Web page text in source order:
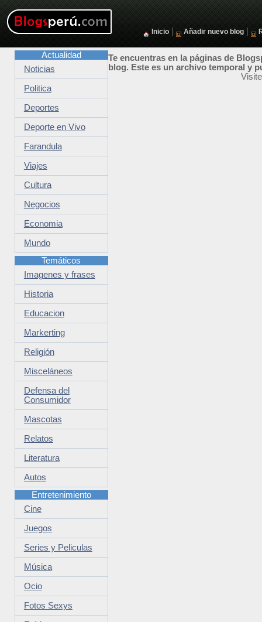
Inicio Añadir nuevo blog
Te encuentras en la páginas de
blog. Este es un archivo temporal y
Actualidad
Noticias
Politica
Deportes
Deporte en Vivo
Farandula
Viajes
Cultura
Negocios
Economia
Mundo
Temáticos
Imagenes y frases
Historia
Educacion
Markerting
Religión
Misceláneos
Defensa del
Consumidor
Mascotas
Relatos
Literatura
Autos
Entretenimiento
Cine
Juegos
Series y Peliculas
Música
Ocio
Fotos Sexys